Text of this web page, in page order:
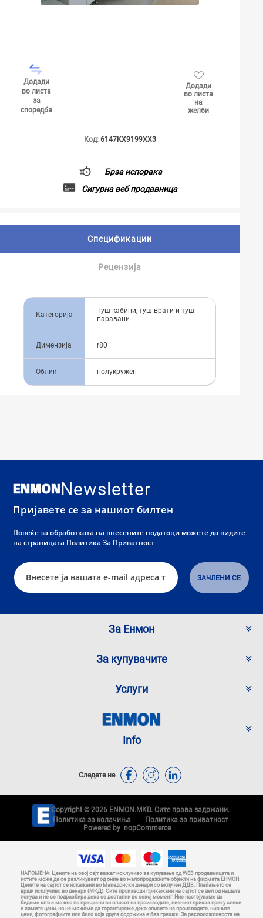
Додади
во листа
за
споредба
Додади
во листа
на
желби
Код: 6147KX9199XX3
Брза испорака
Сигурна веб продавница
Спецификации
Рецензија
Категорија
Туш кабини, туш врати и туш
паравани
Димензија r80
Облик полукружен
Newsletter
Пријавете се за нашиот билтен
Повеќе за обработката на внесените податоци можете да видите
на страницата Политика За Приватност
За Енмон
За купувачите
Услуги
Info
Следете не
Copyright © 2026 ENMON.MKD. Сите права задржани.
Политика за колачиња
Политика за приватност
Powered by nopCommerce
НАПОМЕНА: Цените на овој сајт важат исклучиво за купување од WEB продавницата и
истите може да се разликуваат од оние во малопродажните објекти на фирмата ЕНМОН.
Цените на сајтот се искажани во Македонски денари со вклучен ДДВ. Плаќањето се
врши исклучиво во денари (МКД). Сите производи прикажани на сајтот се дел од нашата
понуда и не се подразбира дека се достапни во секој момент. Ние настојуваме да
бидеме што е можно по прецизни во описот на производите, нивниот приказ преку слики
и самите цени, но не можеме да гарантираме дека описите на производите, нивните
цени, фотографиите или било која друга содржина е без грешки. За расположливоста на